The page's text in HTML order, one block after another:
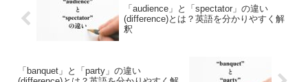
「audience」と「spectator」の違い
(difference)とは？英語を分かりやすく解
釈
「banquet」と「party」の違い